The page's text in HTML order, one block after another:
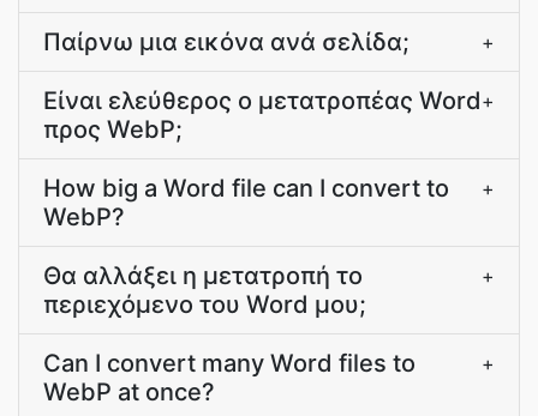
Παίρνω μια εικόνα ανά σελίδα; +
Είναι ελεύθερος ο μετατροπέας Word
προς WebP;
+
How big a Word file can I convert to
WebP?
+
Θα αλλάξει η μετατροπή το
περιεχόμενο του Word μου;
+
Can I convert many Word files to
WebP at once?
+